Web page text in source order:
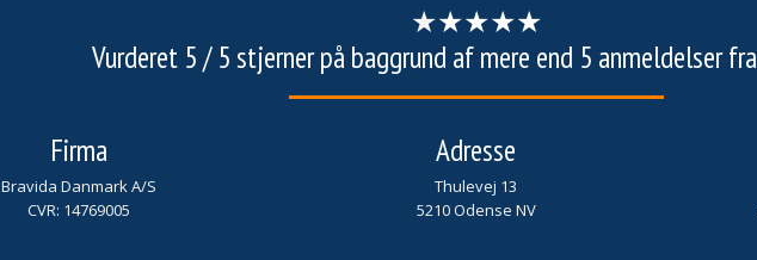
★★★★★
​​Vurderet 5 / 5 stjerner på baggrund af mere end 5 anmeldelser fra
Firma​
Bravida Danmark A/S
CVR: 14769005
Adresse​
Thulevej 13
5210 Odense NV